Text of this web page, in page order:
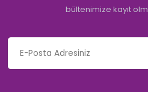
bültenimize kayıt